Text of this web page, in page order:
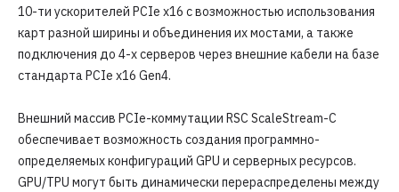
10-ти ускорителей PCIe x16 с возможностью использования
карт разной ширины и объединения их мостами, а также
подключения до 4-х серверов через внешние кабели на базе
стандарта PCIe x16 Gen4.
Внешний массив PCIe-коммутации RSC ScaleStream-C
обеспечивает возможность создания программно-
определяемых конфигураций GPU и серверных ресурсов.
GPU/TPU могут быть динамически перераспределены между